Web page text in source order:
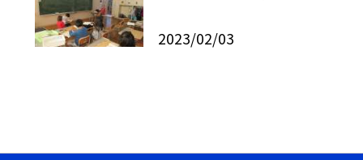
2023/02/03